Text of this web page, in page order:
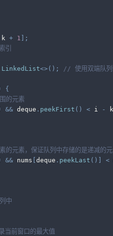
k + 1
;
引
LinkedList<> ( ) ; // 使用双端队列
{
的元素
&& deque . peekFirst ( ) < i -
元素，保证队列中存储的是递减的
&& nums deque . peekLast ( ) <
中
前窗口的最大值